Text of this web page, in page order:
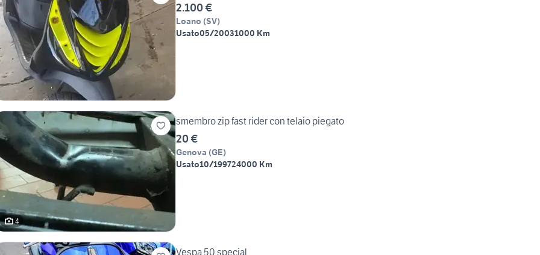
2.100 €
Loano (SV)
Usato05/20031000 Km
4
smembro zip fast rider con telaio piegato
20 €
Genova (GE)
Usato10/199724000 Km
Vespa 50 special